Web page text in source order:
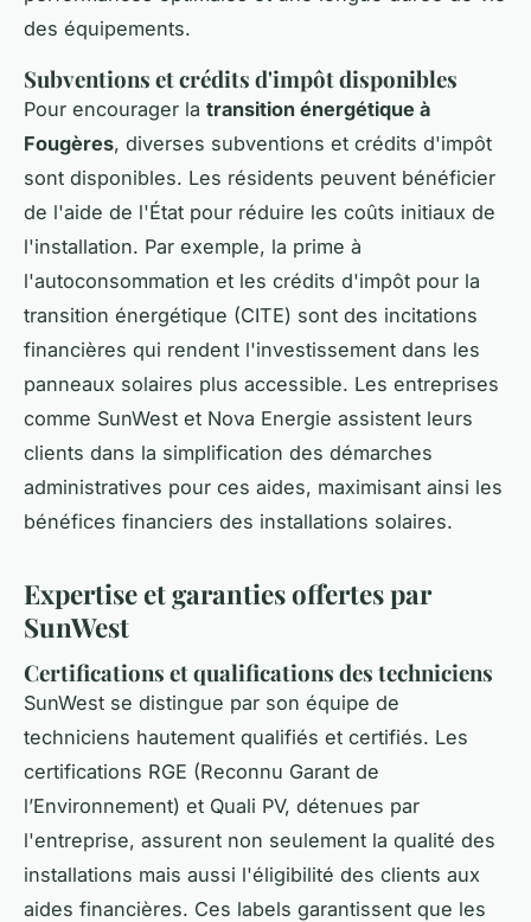
des équipements.
Subventions et crédits d'impôt disponibles
Pour encourager la transition énergétique à
Fougères, diverses subventions et crédits d'impôt
sont disponibles. Les résidents peuvent bénéficier
de l'aide de l'État pour réduire les coûts initiaux de
l'installation. Par exemple, la prime à
l'autoconsommation et les crédits d'impôt pour la
transition énergétique (CITE) sont des incitations
financières qui rendent l'investissement dans les
panneaux solaires plus accessible. Les entreprises
comme SunWest et Nova Energie assistent leurs
clients dans la simplification des démarches
administratives pour ces aides, maximisant ainsi les
bénéfices financiers des installations solaires.
Expertise et garanties offertes par
SunWest
Certifications et qualifications des techniciens
SunWest se distingue par son équipe de
techniciens hautement qualifiés et certifiés. Les
certifications RGE (Reconnu Garant de
l’Environnement) et Quali PV, détenues par
l'entreprise, assurent non seulement la qualité des
installations mais aussi l'éligibilité des clients aux
aides financières. Ces labels garantissent que les